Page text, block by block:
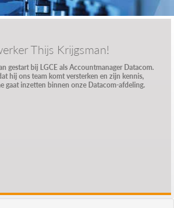
Thijs Krijgsman!
gestart bij LGCE als Accountmanager Datacom.
hij ons team komt versterken en zijn kennis,
gaat inzetten binnen onze Datacom-afdeling.